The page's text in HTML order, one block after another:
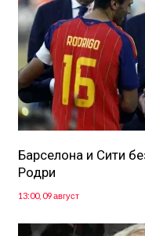
Барселона и Сити
Родри
13:00, 09 август